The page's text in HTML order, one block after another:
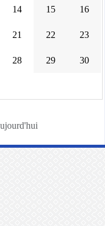
14 15 16
21 22 23
28 29 30